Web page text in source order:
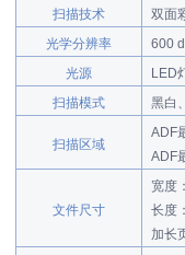
扫描技术
双面
光学分辨率
600
光源
LED
扫描模式
黑白
扫描区域
ADF
ADF
文件尺寸
宽度
长度
加长